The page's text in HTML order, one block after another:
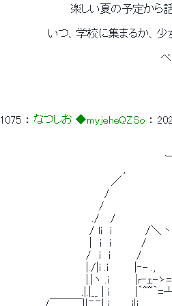
楽しい夏の予定から話題を切
いつ、学校に集まるか、少女Aに
ペーパーで手を拭った
1075 ： なつしお ◆myjeheQZSo ：
ー=ミ
, 　 　 　 　　 ' ﾊ　　　
／　　　　　　　　,Ⅵ　　
/　　　　　　　　　 ヽ /　
/　　　　　　 　　　　　゛′
./　 /　　　 　　　 　　　　　
/ li　i　　　 　/＼丶ヽ,､,／
|　i　i　　　　/ 　 　 　 　　　
/　i　i　　　 /　　　　　　　　
|./|i .i　　　 |‐- .,　　 　　　　
|.|ヽ .i　　　 |r‐ｪ-ゝ=r,　　 　==
.|.|__ | i 　 　 |｀~~｀=┴ﾞヽ　ヽ